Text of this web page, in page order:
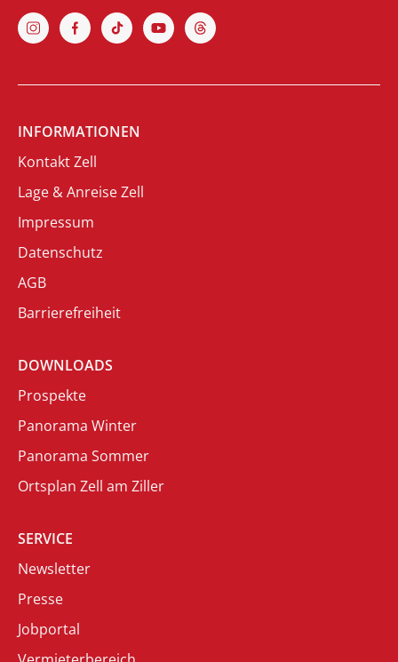
INFORMATIONEN
Kontakt Zell
Lage & Anreise Zell
Impressum
Datenschutz
AGB
Barrierefreiheit
DOWNLOADS
Prospekte
Panorama Winter
Panorama Sommer
Ortsplan Zell am Ziller
SERVICE
Newsletter
Presse
Jobportal